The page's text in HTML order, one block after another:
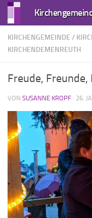
Zum Inhalt springen
KIRCHENGEMEINDE /
KIRCHENDEMENREUTH
Freude,
VON SUSANNE KROPF · 26.